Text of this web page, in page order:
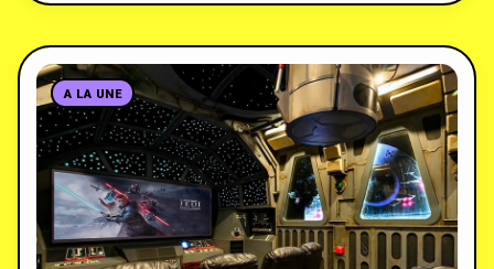
A LA UNE